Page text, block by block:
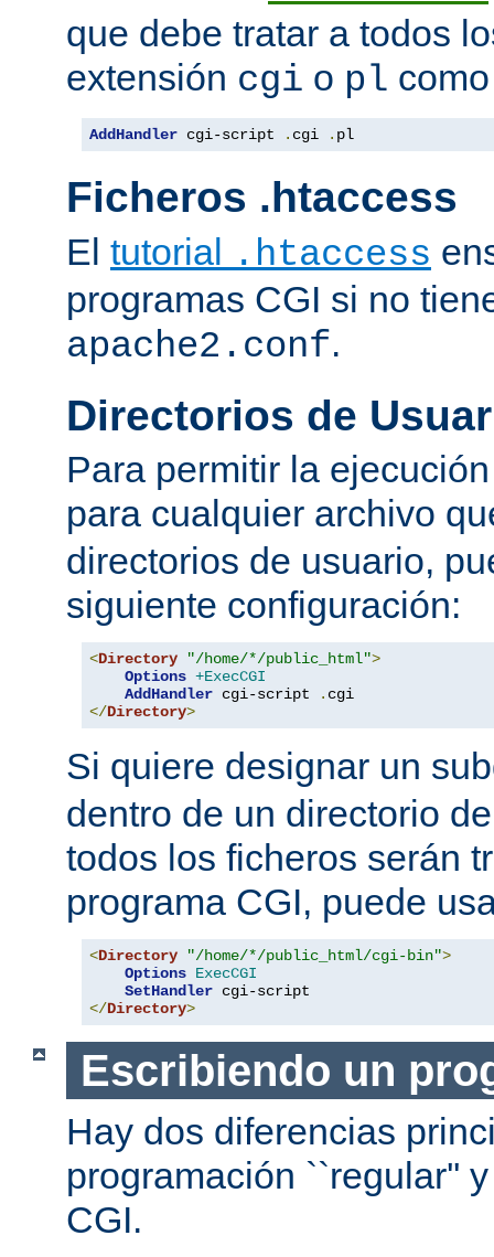
que debe tratar a todos
extensión cgi o pl
AddHandler cgi-script . cgi . pl
Ficheros .htaccess
El tutorial .htaccess
programas CGI si no
apache2.conf.
Directorios de
Para permitir la
para cualquier archivo
directorios de usuario,
siguiente configuración:
<Directory "/home/*/public_html">
Options +ExecCGI
AddHandler cgi-script .
</Directory>
Si quiere designar un
dentro de un directorio
todos los ficheros serán
programa CGI, puede
<Directory "/home/*/public_html/cgi-bin">
Options ExecCGI
SetHandler
</Directory>
Escribiendo un
Hay dos diferencias
programación ``regular''
CGI.